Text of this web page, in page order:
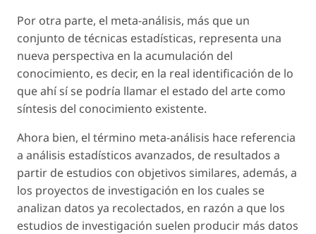
Por otra parte, el meta-análisis, más que un
conjunto de técnicas estadísticas, representa una
nueva perspectiva en la acumulación del
conocimiento, es decir, en la real identificación de lo
que ahí sí se podría llamar el estado del arte como
síntesis del conocimiento existente.
Ahora bien, el término meta-análisis hace referencia
a análisis estadísticos avanzados, de resultados a
partir de estudios con objetivos similares, además, a
los proyectos de investigación en los cuales se
analizan datos ya recolectados, en razón a que los
estudios de investigación suelen producir más datos